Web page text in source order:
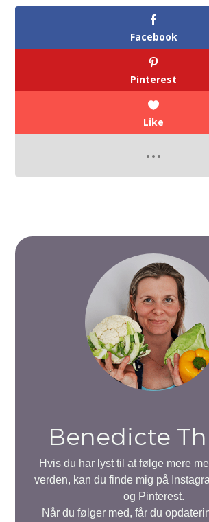
Facebook
Pinterest
Like
Benedicte
Hvis du har lyst til at følge mere
verden, kan du finde mig på
og Pinterest.
Når du følger med, får du